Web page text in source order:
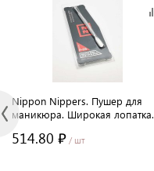
Nippon Nippers. Пушер для
маникюра. Широкая лопатка.
514.80 ₽ / шт